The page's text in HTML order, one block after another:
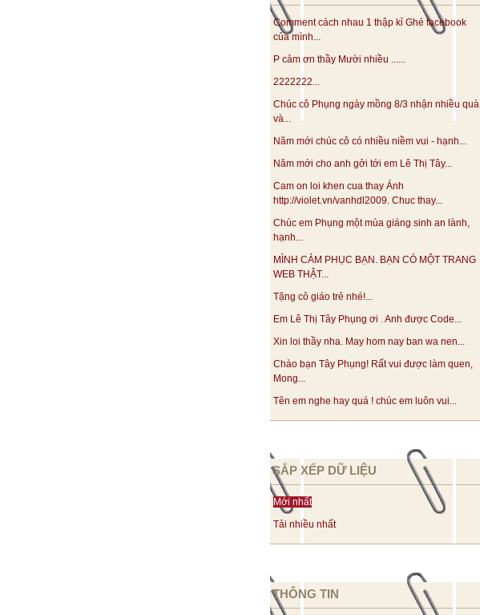
Comment cách nhau 1 thập kỉ Ghé facebook
của mình...
P cảm ơn thầy Mười nhiều ......
2222222...
Chúc cô Phụng ngày mồng 8/3 nhận nhiều quà
và...
Năm mới chúc cô có nhiều niềm vui - hạnh...
Năm mới cho anh gởi tới em Lê Thị Tây...
Cam on loi khen cua thay Ánh
http://violet.vn/vanhdl2009. Chuc thay...
Chúc em Phụng một mùa giáng sinh an lành,
hạnh...
MÌNH CẢM PHỤC BẠN. BẠN CÓ MỘT TRANG
WEB THẬT...
Tặng cô giáo trẻ nhé!...
Em Lê Thị Tây Phụng ơi . Anh được Code...
Xin loi thầy nha. May hom nay ban wa nen...
Chào bạn Tây Phụng! Rất vui được làm quen,
Mong...
Tên em nghe hay quá ! chúc em luôn vui...
SẮP XẾP DỮ LIỆU
Mới nhất
Tải nhiều nhất
THÔNG TIN